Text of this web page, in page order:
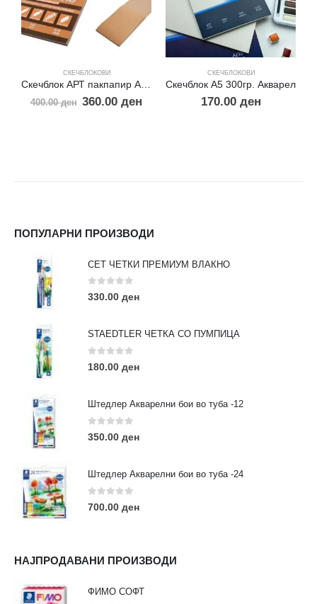
СКЕЧБЛОКОВИ
Скечблок АРТ пакпапир А3 160 гр.
400.00ден 360.00ден
СКЕЧБЛОКОВИ
Скечблок А5 300гр. Акварел
170.00 ден
ПОПУЛАРНИ ПРОИЗВОДИ
СЕТ ЧЕТКИ ПРЕМИУМ ВЛАКНО
0out of 5
330.00 ден
STAEDTLER ЧЕТКА СО ПУМПИЦА
0 out of 5
180.00 ден
Штедлер Акварелни бои во туба -12
0out of 5
350.00 ден
Штедлер Акварелни бои во туба -24
0out of 5
700.00 ден
НАЈПРОДАВАНИ ПРОИЗВОДИ
ФИМО СОФТ